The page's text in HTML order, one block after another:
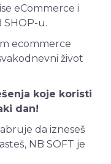
eCommerce i
SHOP-u.
ecommerce
život
koje koristi
dan!
da izneseš
NB SOFT je